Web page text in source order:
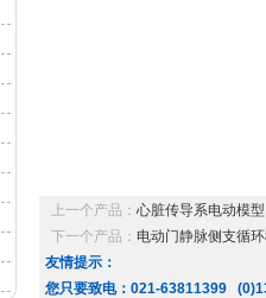
上一个产品： 心脏传导系电动模型
下一个产品： 电动门静脉侧支循
友情提示：
您只要致电：021-63811399